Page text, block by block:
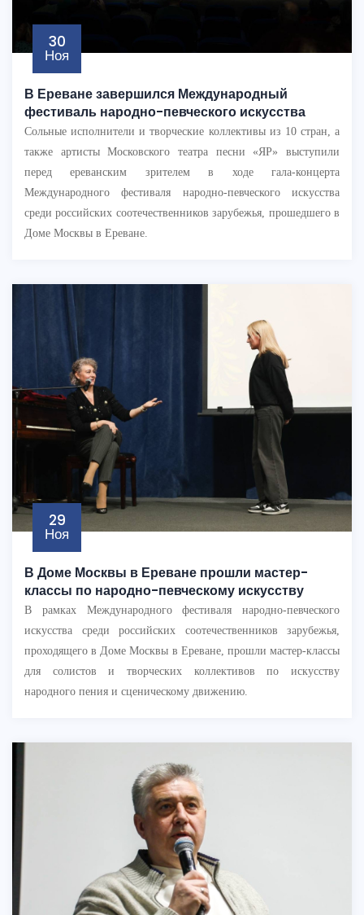
30
Ноя
В Ереване завершился Международный
фестиваль народно-певческого искусства
Сольные исполнители и творческие коллективы из 10 стран, а
также артисты Московского театра песни «ЯР» выступили
перед ереванским зрителем в ходе гала-концерта
Международного фестиваля народно-певческого искусства
среди российских соотечественников зарубежья, прошедшего в
Доме Москвы в Ереване.
29
Ноя
В Доме Москвы в Ереване прошли мастер-
классы по народно-певческому искусству
В рамках Международного фестиваля народно-певческого
искусства среди российских соотечественников зарубежья,
проходящего в Доме Москвы в Ереване, прошли мастер-классы
для солистов и творческих коллективов по искусству
народного пения и сценическому движению.